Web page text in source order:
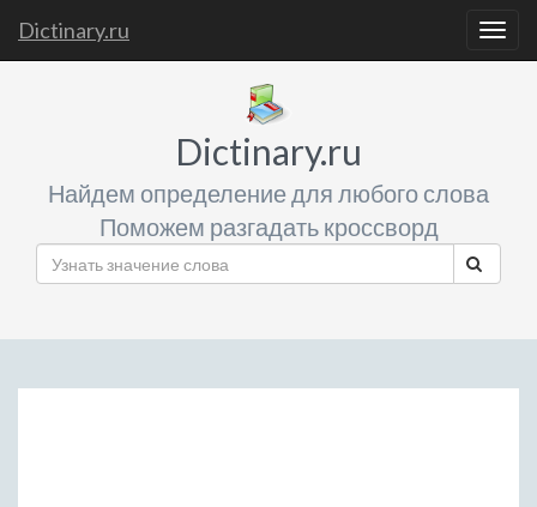
Dictinary.ru
Dictinary.ru
Найдем определение для любого слова
Поможем разгадать кроссворд